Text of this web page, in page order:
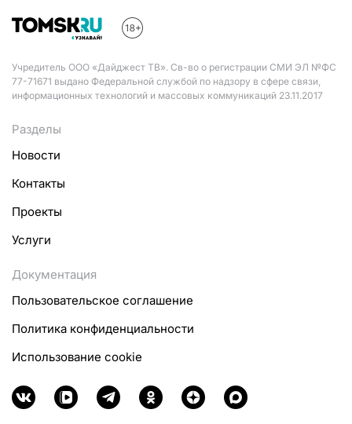
Учредитель ООО «Дайджест ТВ». Св-во о регистрации СМИ ЭЛ №ФС
77-71671 выдано Федеральной службой по надзору в сфере связи,
информационных технологий и массовых коммуникаций 23.11.2017
Разделы
Новости
Контакты
Проекты
Услуги
Документация
Пользовательское соглашение
Политика конфиденциальности
Использование cookie